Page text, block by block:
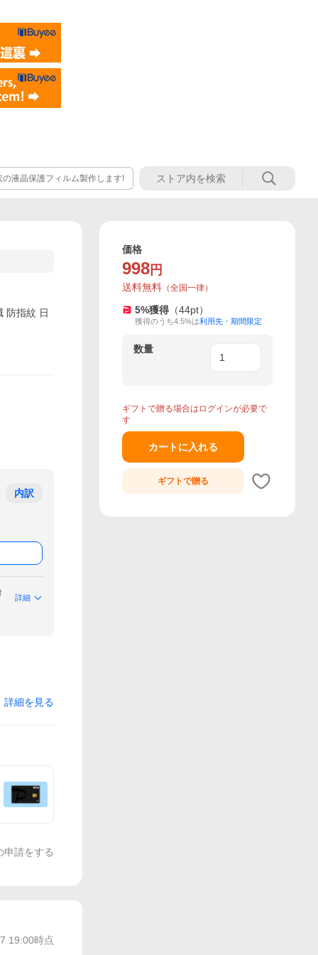
液晶保護フィルム製作します!
防指紋 日
内訳
詳細
詳細を見る
申請をする
19:00時点
価格
998 円
送料無料 （全国一律）
5%獲得 （44pt）
獲得のうち4.5%は利用先・期間限定
数量
ギフトで贈る場合はログインが必要で
す
カートに入れる
ギフトで贈る